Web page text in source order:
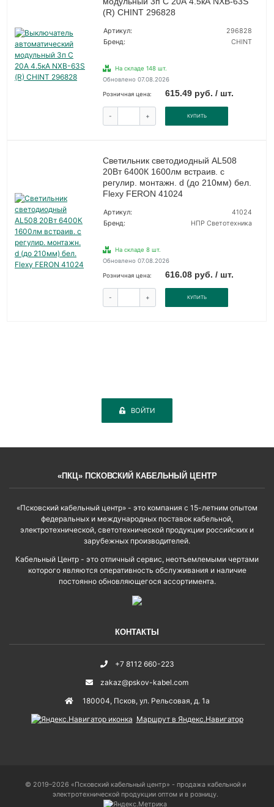
(R) CHINT 296828
Артикул:
296828
Бренд:
CHINT
На складе 148 шт.
Обновлено 07.08.2026
Розничная цена: 615.49 руб. / шт.
- + КУПИТЬ
Светильник светодиодный AL508
20Вт 6400К 1600лм встраив. с
регулир. монтажн. d (до 210мм) бел.
Flexy FERON 41024
Артикул:
41024
Бренд:
НПР Светотехника
На складе 8 шт.
Обновлено 07.08.2026
Розничная цена: 616.08 руб. / шт.
- + КУПИТЬ
ВОЙТИ
«ПКЦ» ПСКОВСКИЙ КАБЕЛЬНЫЙ ЦЕНТР
«Псковский кабельный центр» - это компания с 15-летним опытом
федеральных и международных поставок кабельной,
электротехнической, светотехнической продукции российских и
зарубежных производителей.
Кабельный Центр - это отличный сервис, неотъемлемыми чертами
которого являются оперативность обслуживания и наличие
постоянно обновляющегося ассортимента.
КОНТАКТЫ
+7 8112 660-223
zakaz@pskov-kabel.com
180004, Псков, ул. Рельсовая, д. 1а
Маршрут в Яндекс.Навигатор
© 2019–2026 «Псковский кабельный центр» - продажа кабельной и
электротехнической продукции оптом и в розницу.